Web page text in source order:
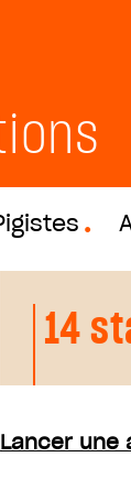
14
Lancer une